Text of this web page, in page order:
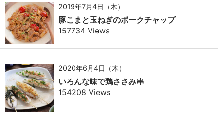
2019年7月4日（木）
豚こまと玉ねぎのポークチャップ
157734 Views
2020年6月4日（木）
いろんな味で鶏ささみ串
154208 Views